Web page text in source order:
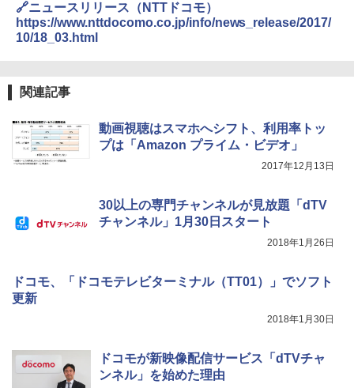
🔗ニュースリリース（NTTドコモ）
https://www.nttdocomo.co.jp/info/news_release/2017/
10/18_03.html
関連記事
動画視聴はスマホへシフト、利用率トッ
プは「Amazon プライム・ビデオ」
2017年12月13日
30以上の専門チャンネルが見放題「dTV
チャンネル」1月30日スタート
2018年1月26日
ドコモ、「ドコモテレビターミナル（TT01）」でソフト
更新
2018年1月30日
ドコモが新映像配信サービス「dTVチャ
ンネル」を始めた理由